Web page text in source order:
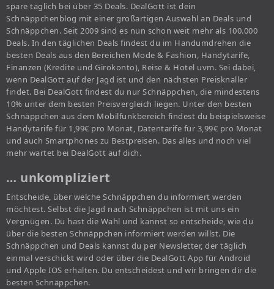
spare täglich bei über 35 Deals. DealGott ist dein
Schnäppchenblog mit einer großartigen Auswahl an Deals und
Schnäppchen. Seit 2009 sind es nun schon weit mehr als 100.000
Deals. In den täglichen Deals findest du im Handumdrehen die
besten Deals aus den Bereichen Mode & Fashion, Handytarife,
Finanzen (Kredite und Girokonto), Reise & Hotel uvm. Sei dabei,
wenn DealGott auf der Jagd ist und den nächsten Preisknaller
findet. Bei DealGott findest du nur Schnäppchen, die mindestens
10% unter dem besten Preisvergleich liegen. Unter den besten
Schnäppchen aus dem Mobilfunkbereich findest du beispielsweise
Handytarife für 1,99€ pro Monat, Datentarife für 3,99€ pro Monat
und auch Smartphones zu Bestpreisen. Das alles und noch viel
mehr wartet bei DealGott auf dich.
… unkompliziert
Entscheide, über welche Schnäppchen du informiert werden
möchtest. Selbst die Jagd nach Schnäppchen ist mit uns ein
Vergnügen. Du hast die Wahl und kannst so entscheide, wie du
über die besten Schnäppchen informiert werden willst. Die
Schnäppchen und Deals kannst du per Newsletter, der täglich
einmal verschickt wird oder über die DealGott App für Android
und Apple IOS erhalten. Du entscheidest und wir bringen dir die
besten Schnäppchen.